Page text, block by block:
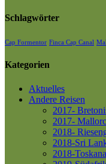
Schlagwörter
Cap Formentor Finca Cap Canal
Kategorien
Aktuelles
Andere Reisen
2017-
2017-
2018-
2018-Sri
2018-